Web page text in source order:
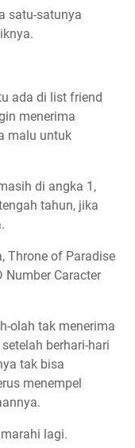
satu-satunya
ada di list friend
menerima
malu untuk
di angka 1,
tahun, jika
Throne of Paradise
Number Caracter
olah tak menerima
berhari-hari
tak bisa
menempel
lagi.